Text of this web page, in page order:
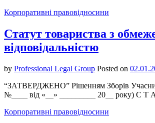
Корпоративні правовідносини
Статут товариства з
відповідальністю
by Professional Legal Group Posted on
“ЗАТВЕРДЖЕНО” Рішенням Зборів
№____ від «__» _________ 20__ року) С
Корпоративні правовідносини